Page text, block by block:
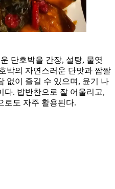
단호박을 간장, 설탕, 물엿
박의 자연스러운 단맛과 짭짤
없이 즐길 수 있으며, 윤기 나
다. 밥반찬으로 잘 어울리고,
로도 자주 활용된다.